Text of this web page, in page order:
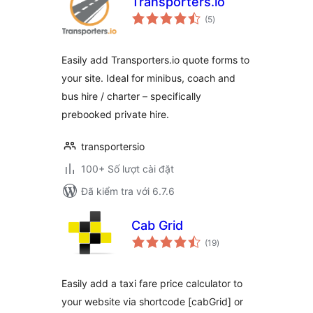
(5tổng
đánh
)
Easily add Transporters.io quote forms to
your site. Ideal for minibus, coach and
bus hire / charter – specifically
prebooked private hire.
transportersio
100+ Số lượt cài đặt
Đã kiểm tra với 6.7.6
Cab Grid
(19tổng
đánh
)
Easily add a taxi fare price calculator to
your website via shortcode [cabGrid] or